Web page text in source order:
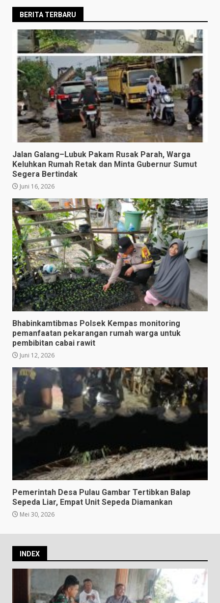
BERITA TERBARU
Jalan Galang–Lubuk Pakam Rusak Parah, Warga
Keluhkan Rumah Retak dan Minta Gubernur Sumut
Segera Bertindak
Juni 16, 2026
Bhabinkamtibmas Polsek Kempas monitoring
pemanfaatan pekarangan rumah warga untuk
pembibitan cabai rawit
Juni 12, 2026
Pemerintah Desa Pulau Gambar Tertibkan Balap
Sepeda Liar, Empat Unit Sepeda Diamankan
Mei 30, 2026
INDEX